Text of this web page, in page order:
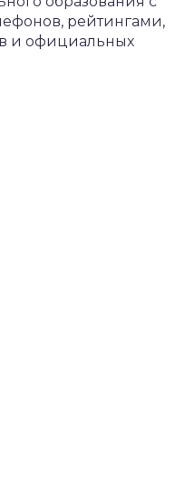
рейтингами,
и официальных